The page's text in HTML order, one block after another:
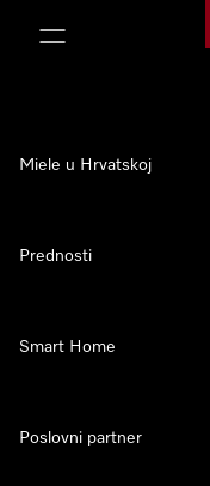
Miele u Hrvatskoj
Prednosti
Smart Home
Poslovni partner